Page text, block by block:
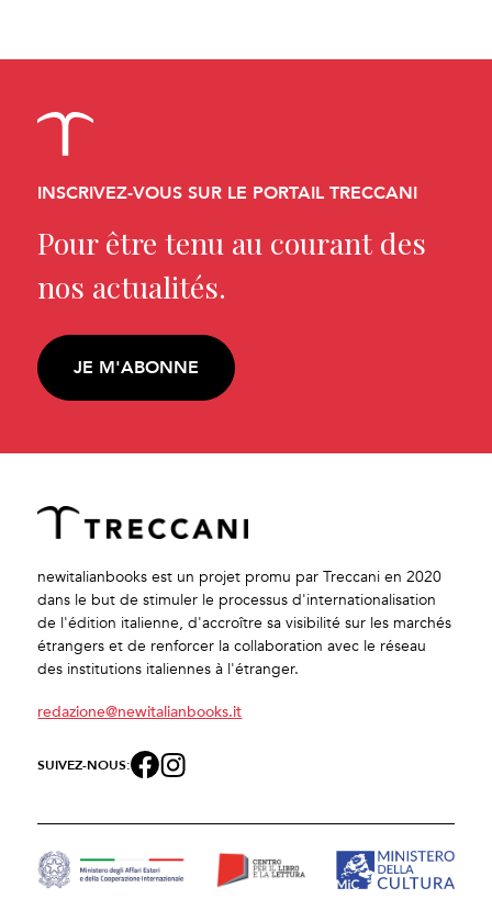
INSCRIVEZ-VOUS SUR LE PORTAIL TRECCANI
Pour être tenu au courant des
nos actualités.
JE M'ABONNE
newitalianbooks est un projet promu par Treccani en 2020
dans le but de stimuler le processus d'internationalisation
de l'édition italienne, d'accroître sa visibilité sur les marchés
étrangers et de renforcer la collaboration avec le réseau
des institutions italiennes à l'étranger.
redazione@newitalianbooks.it
SUIVEZ-NOUS: